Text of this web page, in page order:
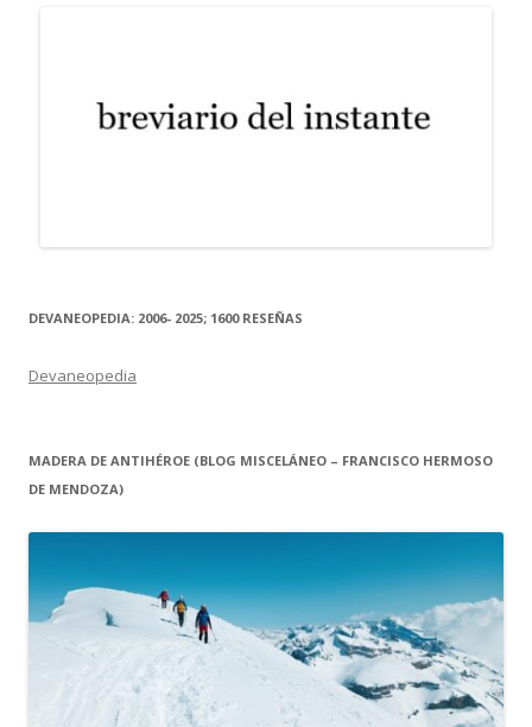
DEVANEOPEDIA: 2006- 2025; 1600 RESEÑAS
Devaneopedia
MADERA DE ANTIHÉROE (BLOG MISCELÁNEO – FRANCISCO HERMOSO
DE MENDOZA)